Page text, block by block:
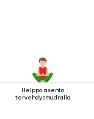
Helppo asento
tervehdysmudralla